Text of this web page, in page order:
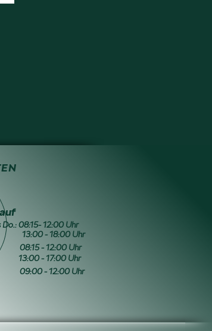
Do.: 08:15- 12:00 Uhr
- 18:00 Uhr
08:15 - 12:00 Uhr
13:00 - 17:00 Uhr
09:00 - 12:00 Uhr